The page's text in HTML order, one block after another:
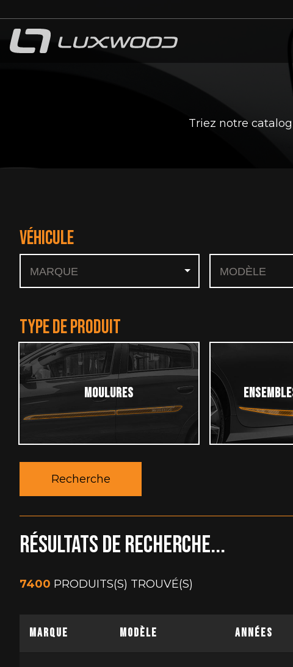
Triez notre
VÉHICULE
TYPE DE PRODUIT
MOULURES
Résultats de recherche...
7400 PRODUITS(S) TROUVÉ(S)
MARQUE MODÈLE ANNÉES